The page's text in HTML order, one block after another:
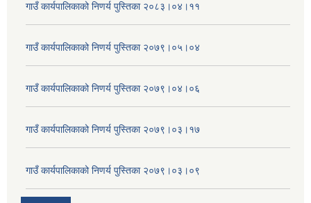
गाउँ कार्यपालिकाको निणर्य पुस्तिका २०८३।०४।११
गाउँ कार्यपालिकाको निणर्य पुस्तिका २०७९।०५।०४
गाउँ कार्यपालिकाको निणर्य पुस्तिका २०७९।०४।०६
गाउँ कार्यपालिकाको निणर्य पुस्तिका २०७९।०३।१७
गाउँ कार्यपालिकाको निणर्य पुस्तिका २०७९।०३।०९